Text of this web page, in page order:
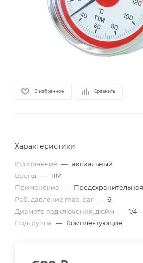
В избранное Сравнить
Характеристики
Исполнение — аксиальный
Бренд — TIM
Применение — Предохранительная
Раб. давление max, bar — 6
Диаметр подключения, дюйм — 1/4
Подгруппа — Комплектующие